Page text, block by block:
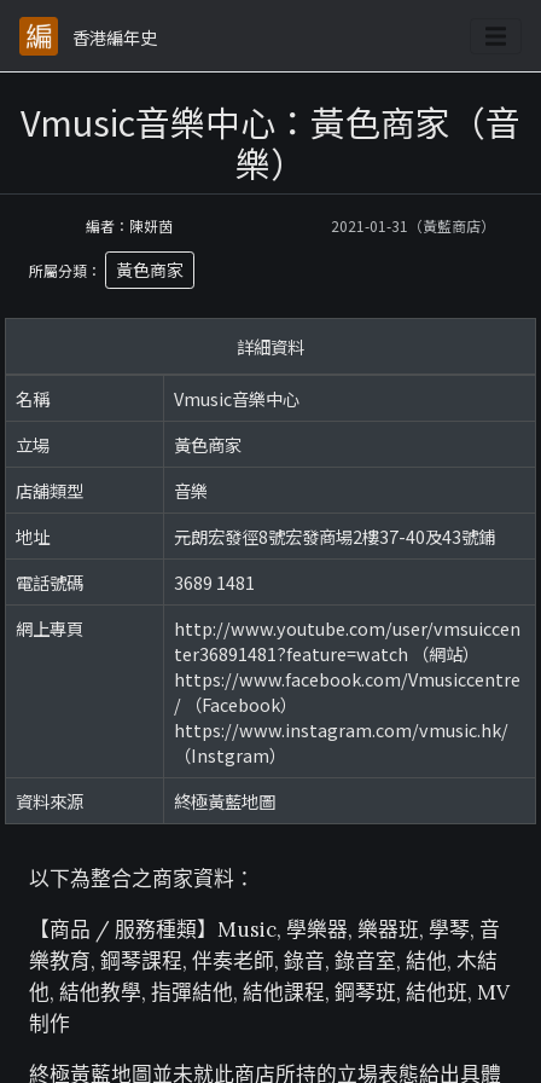
香港編年史
Vmusic音樂中心：黃色商家（音
樂）
編者：陳妍茵 2021-01-31（黃藍商店）
所屬分類： 黃色商家
詳細資料
名稱
Vmusic音樂中心
立場
黃色商家
店舖類型
音樂
地址
元朗宏發徑8號宏發商場2樓37-40及43號鋪
電話號碼
3689 1481
網上專頁
http://www.youtube.com/user/vmsuiccen
ter36891481?feature=watch （網站）
https://www.facebook.com/Vmusiccentre
/ （Facebook）
https://www.instagram.com/vmusic.hk/
（Instgram）
資料來源
終極黃藍地圖
以下為整合之商家資料：
【商品 / 服務種類】Music, 學樂器, 樂器班, 學琴, 音
樂教育, 鋼琴課程, 伴奏老師, 錄音, 錄音室, 結他, 木結
他, 結他教學, 指彈結他, 結他課程, 鋼琴班, 結他班, MV
制作
終極黃藍地圖並未就此商店所持的立場表態給出具體